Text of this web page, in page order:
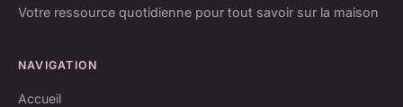
Votre ressource quotidienne pour tout savoir sur la maison
NAVIGATION
Accueil